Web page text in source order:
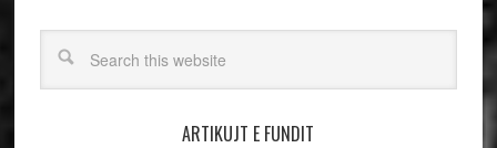
ARTIKUJT E FUNDIT